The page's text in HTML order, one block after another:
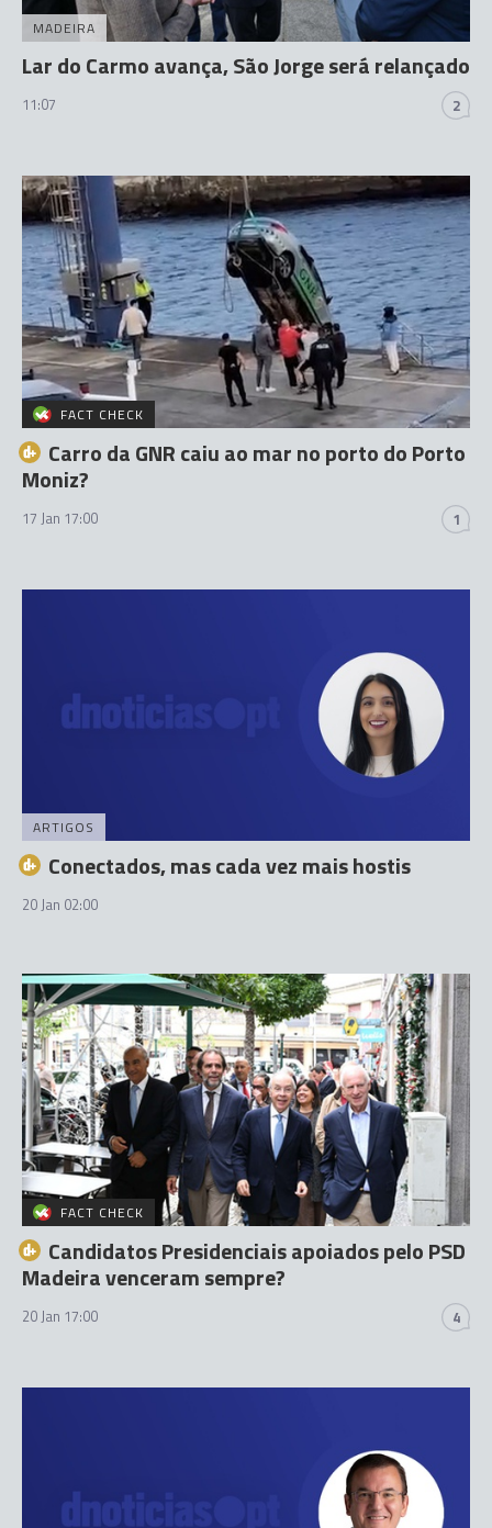
MADEIRA
Lar do Carmo avança, São Jorge será relançado
11:07 2
FACT CHECK
Carro da GNR caiu ao mar no porto do Porto
Moniz?
17 Jan 17:00 1
ARTIGOS
Conectados, mas cada vez mais hostis
20 Jan 02:00
FACT CHECK
Candidatos Presidenciais apoiados pelo PSD
Madeira venceram sempre?
20 Jan 17:00 4